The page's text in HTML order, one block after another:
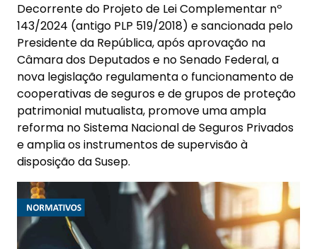
Decorrente do Projeto de Lei Complementar nº
143/2024 (antigo PLP 519/2018) e sancionada pelo
Presidente da República, após aprovação na
Câmara dos Deputados e no Senado Federal, a
nova legislação regulamenta o funcionamento de
cooperativas de seguros e de grupos de proteção
patrimonial mutualista, promove uma ampla
reforma no Sistema Nacional de Seguros Privados
e amplia os instrumentos de supervisão à
disposição da Susep.